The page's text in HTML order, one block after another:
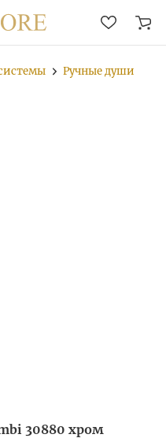
Ручные души
30880 хром